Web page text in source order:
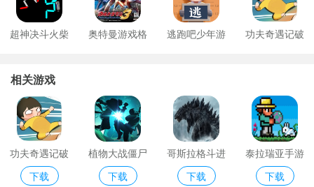
超神决斗火柴 奥特曼游戏格 逃跑吧少年游 功夫奇遇记破
相关游戏
功夫奇遇记破
解版
下载
植物大战僵尸
英雄传奇
下载
哥斯拉格斗进
化版
下载
泰拉瑞亚手游
版
下载